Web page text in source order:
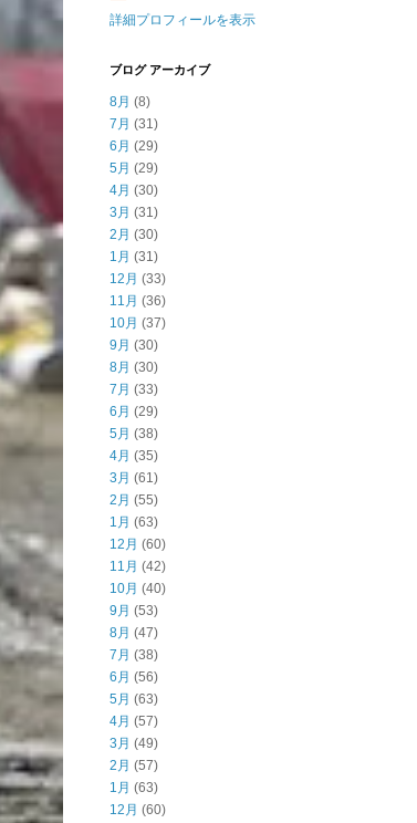
詳細プロフィールを表示
ブログ アーカイブ
8月 (8)
7月 (31)
6月 (29)
5月 (29)
4月 (30)
3月 (31)
2月 (30)
1月 (31)
12月 (33)
11月 (36)
10月 (37)
9月 (30)
8月 (30)
7月 (33)
6月 (29)
5月 (38)
4月 (35)
3月 (61)
2月 (55)
1月 (63)
12月 (60)
11月 (42)
10月 (40)
9月 (53)
8月 (47)
7月 (38)
6月 (56)
5月 (63)
4月 (57)
3月 (49)
2月 (57)
1月 (63)
12月 (60)